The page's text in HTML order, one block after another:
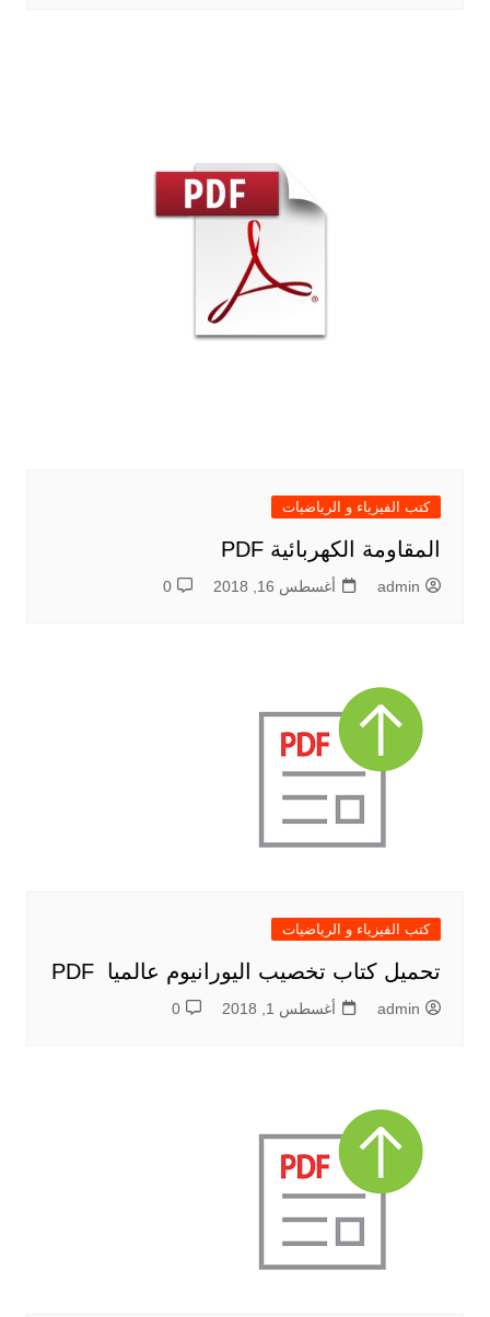
كتب الفيزياء و الرياضيات
المقاومة الكهربائية PDF
admin أغسطس 16, 2018 0
كتب الفيزياء و الرياضيات
تحميل كتاب تخصيب اليورانيوم عالميا PDF
admin أغسطس 1, 2018 0